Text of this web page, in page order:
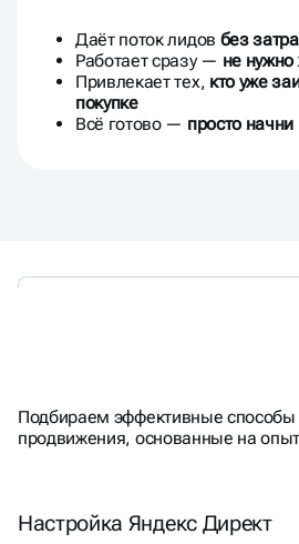
Даёт поток лидов без
Работает сразу — не
Привлекает тех, кто уже
покупке
Всё готово — просто
ПРОДВИГАЕМ
Подбираем эффективные способы
продвижения, основанные на
Настройка Яндекс Директ